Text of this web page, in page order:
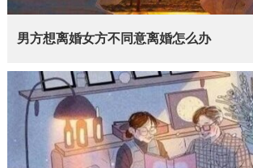
男方想离婚女方不同意离婚怎么办